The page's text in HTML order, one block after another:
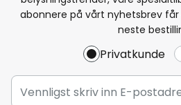
abonnere på vårt nyhetsbrev får
neste
Privatkunde